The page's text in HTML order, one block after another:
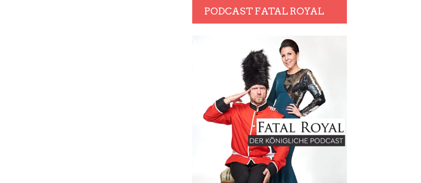
PODCAST FATAL ROYAL